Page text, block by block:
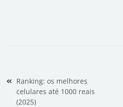
Navegação de Post
Ranking: os melhores
celulares até 1000 reais
(2025)